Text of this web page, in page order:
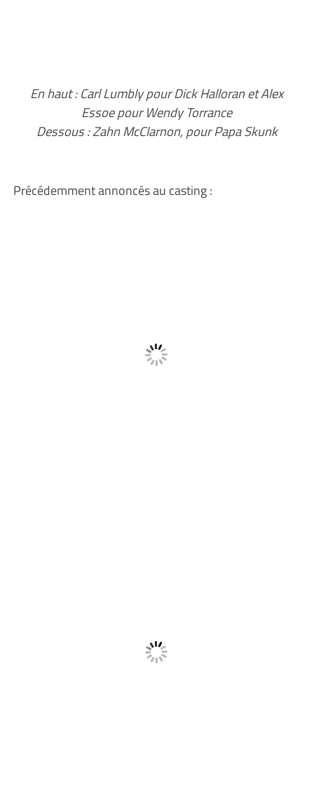
En haut : Carl Lumbly pour Dick Halloran et Alex
Essoe pour Wendy Torrance
Dessous : Zahn McClarnon, pour Papa Skunk
Précédemment annoncés au casting :